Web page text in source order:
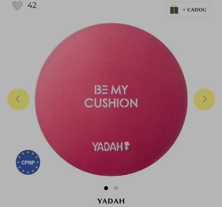
42
YADAH